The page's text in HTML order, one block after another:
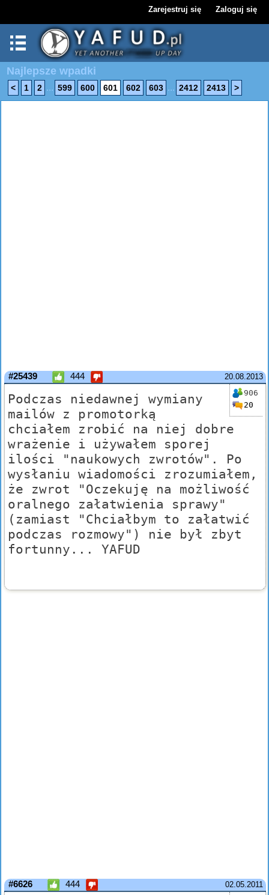
Zarejestruj się Zaloguj się
Najlepsze wpadki
< 1 2 ... 599 600 601 602 603 ... 2412 2413 >
20.08.2013
#25439 444
906
20
Podczas niedawnej wymiany
mailów z promotorką
chciałem zrobić na niej dobre
wrażenie i używałem sporej
ilości "naukowych zwrotów". Po
wysłaniu wiadomości zrozumiałem,
że zwrot "Oczekuję na możliwość
oralnego załatwienia sprawy"
(zamiast "Chciałbym to załatwić
podczas rozmowy") nie był zbyt
fortunny... YAFUD
02.05.2011
#6626 444